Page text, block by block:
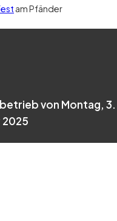
am Pfänder
von Montag,